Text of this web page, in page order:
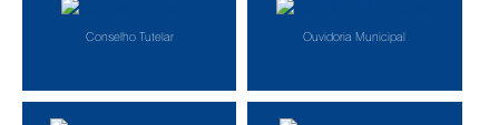
Conselho Tutelar Ouvidoria Municipal